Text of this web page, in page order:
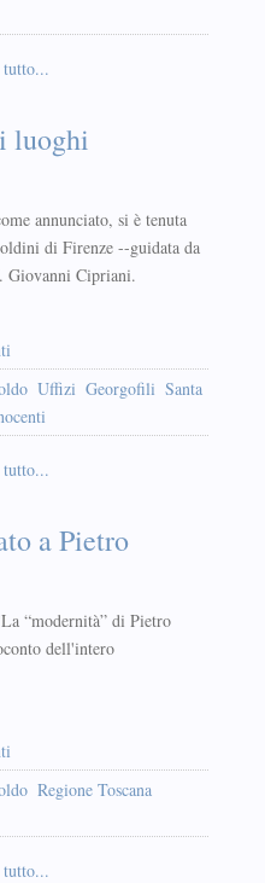
luoghi
annunciato, si è tenuta
di Firenze --guidata da
Giovanni Cipriani.
Uffizi Georgofili Santa
a Pietro
“modernità” di Pietro
dell'intero
Regione Toscana